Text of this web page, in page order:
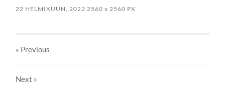
22 HELMIKUUN, 2022 2560x 2560 PX
« Previous
Next »